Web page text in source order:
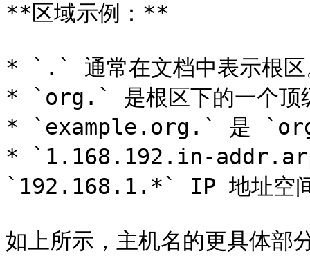
**区域示例：**
* `.` 通常在文档中表示根区
* `org.` 是根区下的一个顶
* `example.org.` 是
* `1.168.192.in-
`192.168.1.*` IP 地址空
如上所示，主机名的更具体部